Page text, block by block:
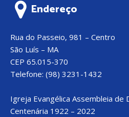
Endereço
Rua do Passeio, 981 – Centro
São Luís – MA
CEP 65.015-370
Telefone: (98) 3231-1432
Igreja Evangélica Assembleia de
Centenária 1922 – 2022